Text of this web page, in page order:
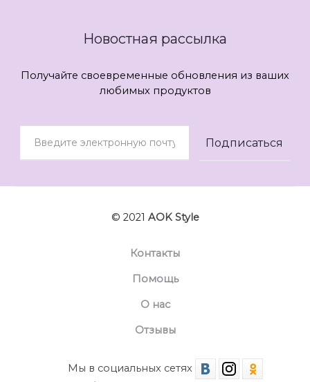
Новостная рассылка
Получайте своевременные обновления из ваших
любимых продуктов
© 2021 AOK Style
Контакты
Помощь
О нас
Отзывы
Мы в социальных сетях